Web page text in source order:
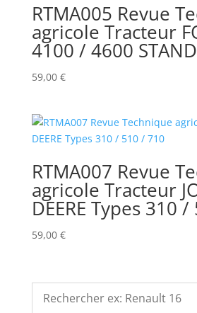
RTMA005 Revue
agricole Tracteur
4100 / 4600
59,00 €
RTMA007 Revue
agricole Tracteur
DEERE Types 310
59,00 €